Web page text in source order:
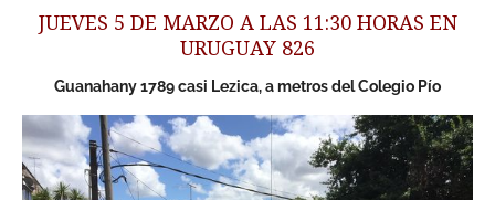
JUEVES 5 DE MARZO A LAS 11:30 HORAS EN
URUGUAY 826
Guanahany 1789 casi Lezica, a metros del Colegio Pío